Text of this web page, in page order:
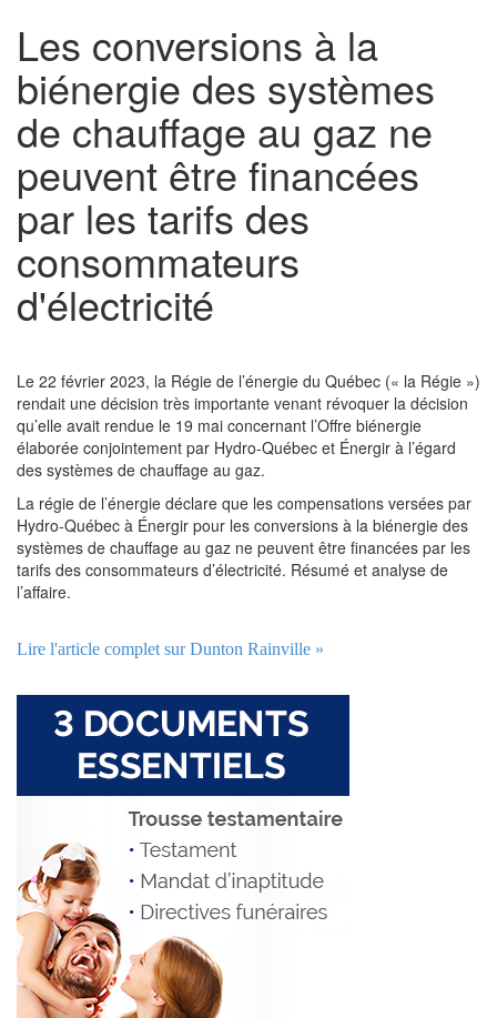
Les conversions à la
biénergie des systèmes
de chauffage au gaz ne
peuvent être financées
par les tarifs des
consommateurs
d'électricité
Le 22 février 2023, la Régie de l’énergie du Québec (« la Régie »)
rendait une décision très importante venant révoquer la décision
qu’elle avait rendue le 19 mai concernant l’Offre biénergie
élaborée conjointement par Hydro-Québec et Énergir à l’égard
des systèmes de chauffage au gaz.
La régie de l’énergie déclare que les compensations versées par
Hydro-Québec à Énergir pour les conversions à la biénergie des
systèmes de chauffage au gaz ne peuvent être financées par les
tarifs des consommateurs d’électricité. Résumé et analyse de
l’affaire.
Lire l'article complet sur Dunton Rainville »